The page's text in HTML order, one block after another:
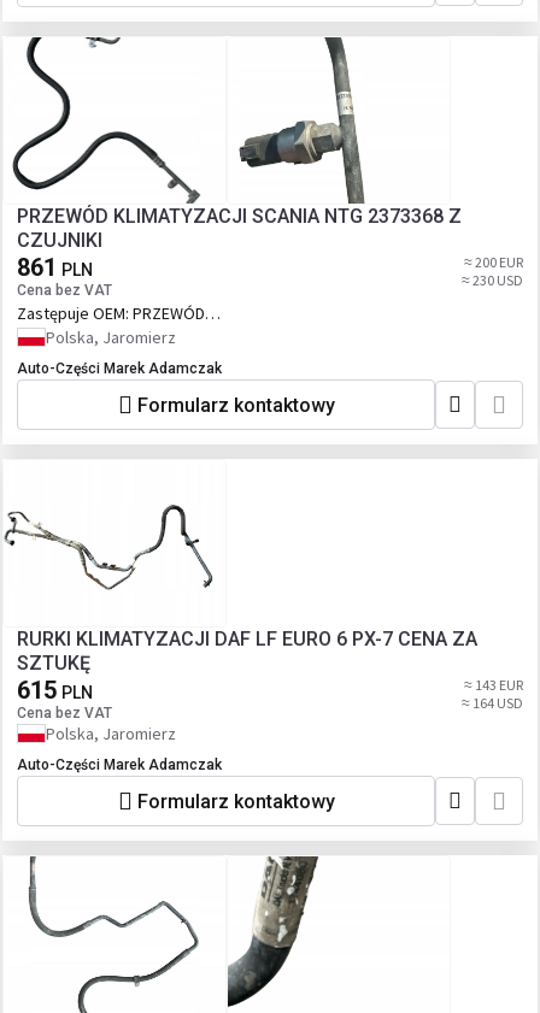
PRZEWÓD KLIMATYZACJI SCANIA NTG 2373368 Z
CZUJNIKI
861 PLN
Cena bez VAT
≈ 200 EUR
≈ 230 USD
Zastępuje OEM: PRZEWÓD
KLIMATYZACJI SCANIA NTG 2373368 Z
Polska, Jaromierz
Auto-Części Marek Adamczak
Formularz kontaktowy
RURKI KLIMATYZACJI DAF LF EURO 6 PX-7 CENA ZA
SZTUKĘ
615 PLN
Cena bez VAT
≈ 143 EUR
≈ 164 USD
Polska, Jaromierz
Auto-Części Marek Adamczak
Formularz kontaktowy